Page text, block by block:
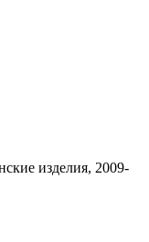
изделия, 2009-